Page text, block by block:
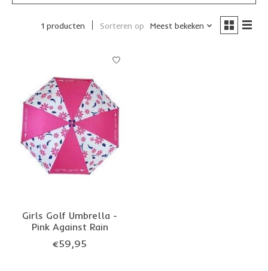
1 producten Sorteren op Meest bekeken
Girls Golf Umbrella -
Pink Against Rain
€59,95